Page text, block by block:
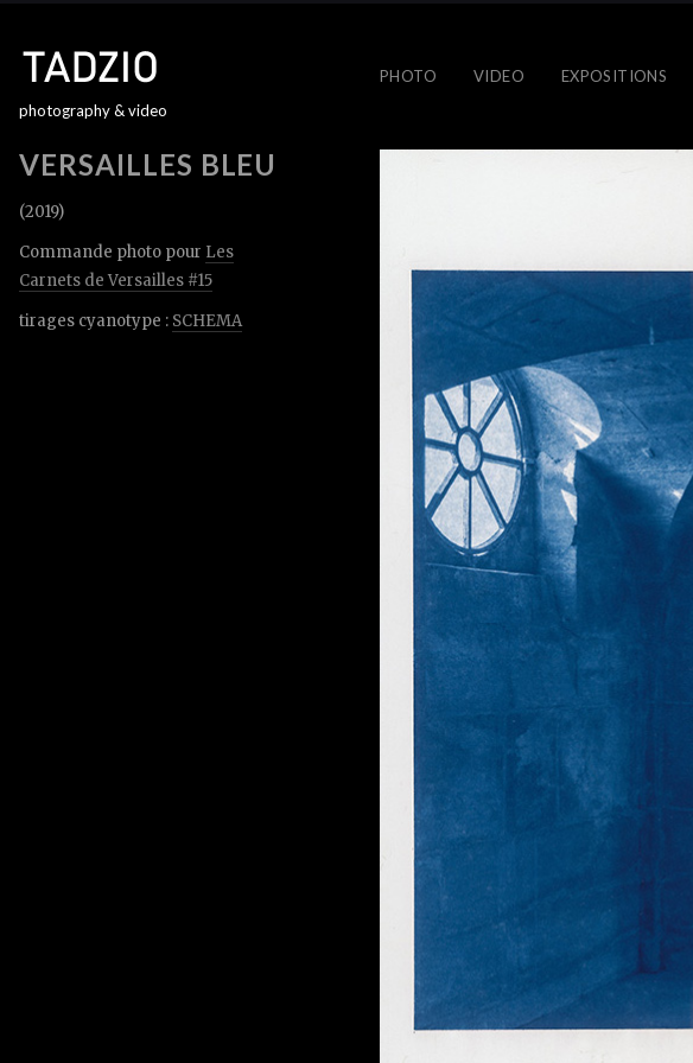
photography & video
PHOTO VIDEO EXPOSITIONS
VERSAILLES BLEU
(2019)
Commande photo pour Les
Carnets de Versailles #15
tirages cyanotype : SCHEMA